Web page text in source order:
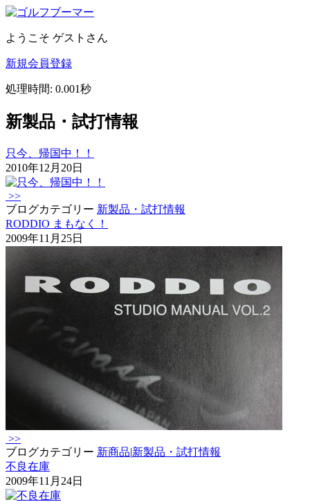
ようこそ ゲストさん
新規会員登録
処理時間: 0.001秒
新製品・試打情報
只今、帰国中！！
2010年12月20日
>>
ブログカテゴリー 新製品・試打情報
RODDIO まもなく！
2009年11月25日
>>
ブログカテゴリー 新商品|新製品・試打情報
不良在庫
2009年11月24日